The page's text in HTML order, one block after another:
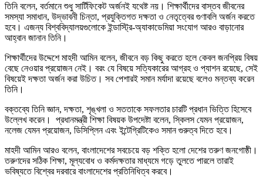
তিনি বলেন, বর্তমানে শুধু সার্টিফিকেট অর্জনই যথেষ্ট নয়। শিক্ষার্থীদের বাস্তব জীবনের
সমস্যা সমাধান, উদ্ভাবনী চিন্তা, প্রযুক্তিগত দক্ষতা ও নেতৃত্বের গুণাবলি অর্জন করতে
হবে। এজন্য বিশ্ববিদ্যালয়গুলোকে ইন্ডাস্ট্রি-অ্যাকাডেমিয়া সংযোগ আরও বাড়ানোর
আহ্বান জানান তিনি।
শিক্ষার্থীদের উদ্দেশে মাহদী আমিন বলেন, জীবনে বড় কিছু করতে হলে কেবল জনপ্রিয় বিষয়
বেছে নেওয়ার প্রয়োজন নেই। বরং যে বিষয়ে সত্যিকারের আগ্রহ ও প্যাশন রয়েছে, সেই
বিষয়েই দক্ষতা অর্জন করা উচিত। সব পেশারই সমান মর্যাদা রয়েছে বলেও মন্তব্য করেন
তিনি।
বক্তব্যে তিনি জ্ঞান, দক্ষতা, শৃঙ্খলা ও সততাকে সফলতার চারটি প্রধান ভিত্তি হিসেবে
উল্লেখ করেন। প্রধানমন্ত্রী শিক্ষা বিষয়ক উপদেষ্টা বলেন, স্কিলস যেমন প্রয়োজন,
নলেজ যেমন প্রয়োজন, ডিসিপ্লিন এবং ইন্টেগ্রিটিকেও সমান গুরুত্ব দিতে হবে।
মাহদী আমিন আরও বলেন, বাংলাদেশের সবচেয়ে বড় শক্তি হলো দেশের তরুণ জনগোষ্ঠী।
তরুণদের সঠিক শিক্ষা, মূল্যবোধ ও কর্মদক্ষতার মাধ্যমে গড়ে তুলতে পারলে তারাই
ভবিষ্যতে বিশ্বের দরবারে বাংলাদেশের প্রতিনিধিত্ব করবে।